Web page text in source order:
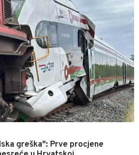
greška": Prve procjene